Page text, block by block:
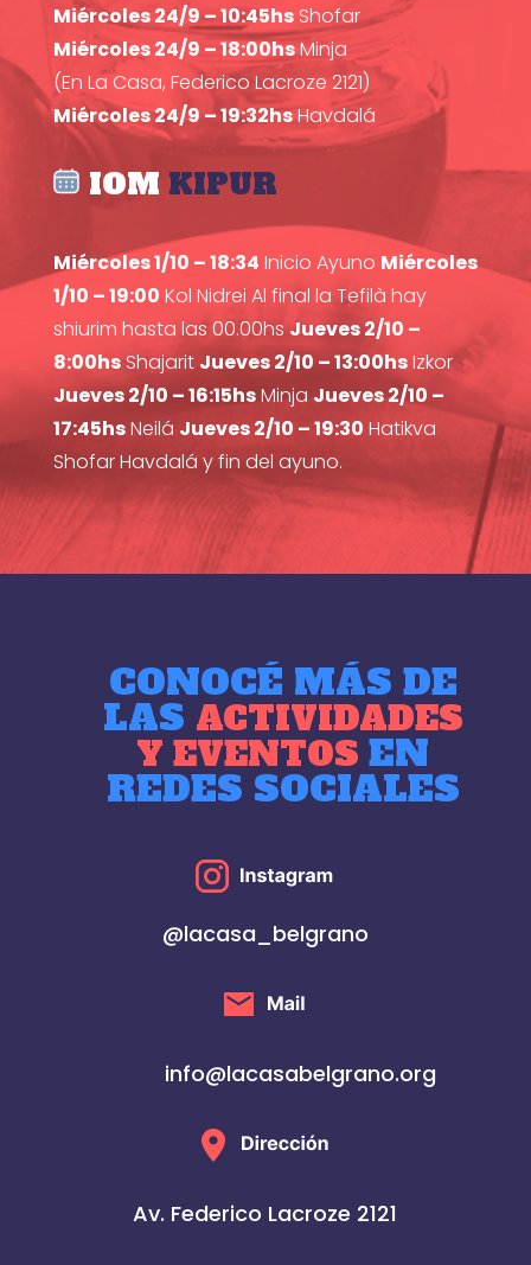
Miércoles 24/9 – 10:45hsShofar
Miércoles 24/9 – 18:00hsMinja
(En La Casa, Federico Lacroze 2121)
Miércoles 24/9 – 19:32hsHavdalá
IOM KIPUR
Miércoles 1/10 – 18:34 Inicio Ayuno Miércoles
1/10 – 19:00 Kol Nidrei Al final la Tefilà hay
shiurim hasta las 00.00hsJueves 2/10 –
8:00hsShajarit Jueves 2/10 – 13:00hsIzkor
Jueves 2/10 – 16:15hsMinja Jueves 2/10 –
17:45hsNeilá Jueves 2/10 – 19:30 Hatikva
Shofar Havdalá y fin del ayuno.
CONOCÉ MÁS DE
LAS ACTIVIDADES
Y EVENTOSEN
REDES SOCIALES
@lacasa_belgrano
info@lacasabelgrano.org
Av. Federico Lacroze 2121